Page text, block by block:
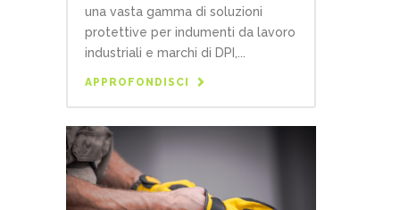
una vasta gamma di soluzioni
protettive per indumenti da lavoro
industriali e marchi di DPI,...
APPROFONDISCI